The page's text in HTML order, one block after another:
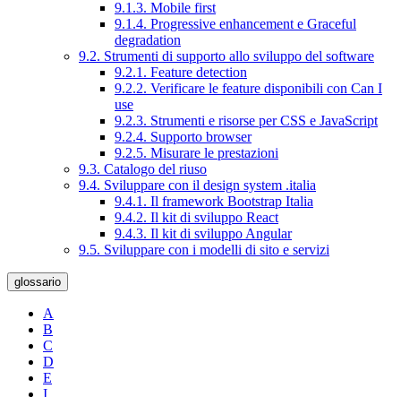
9.1.3. Mobile first
9.1.4. Progressive enhancement e Graceful
degradation
9.2. Strumenti di supporto allo sviluppo del software
9.2.1. Feature detection
9.2.2. Verificare le feature disponibili con Can I
use
9.2.3. Strumenti e risorse per CSS e JavaScript
9.2.4. Supporto browser
9.2.5. Misurare le prestazioni
9.3. Catalogo del riuso
9.4. Sviluppare con il design system .italia
9.4.1. Il framework Bootstrap Italia
9.4.2. Il kit di sviluppo React
9.4.3. Il kit di sviluppo Angular
9.5. Sviluppare con i modelli di sito e servizi
glossario
A
B
C
D
E
I